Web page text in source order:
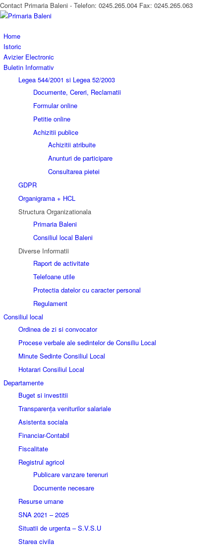
Contact Primaria Baleni - Telefon: 0245.265.004 Fax: 0245.265.063
Home
Istoric
Avizier Electronic
Buletin Informativ
Legea 544/2001 si Legea 52/2003
Documente, Cereri, Reclamatii
Formular online
Petitie online
Achizitii publice
Achizitii atribuite
Anunturi de participare
Consultarea pietei
GDPR
Organigrama + HCL
Structura Organizationala
Primaria Baleni
Consiliul local Baleni
Diverse Informatii
Raport de activitate
Telefoane utile
Protectia datelor cu caracter personal
Regulament
Consiliul local
Ordinea de zi si convocator
Procese verbale ale sedintelor de Consiliu Local
Minute Sedinte Consiliul Local
Hotarari Consiliul Local
Departamente
Buget si investitii
Transparența veniturilor salariale
Asistenta sociala
Financiar-Contabil
Fiscalitate
Registrul agricol
Publicare vanzare terenuri
Documente necesare
Resurse umane
SNA 2021 – 2025
Situatii de urgenta – S.V.S.U
Starea civila